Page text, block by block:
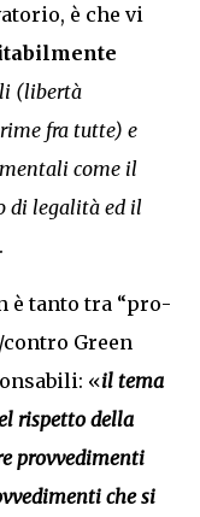
è che vi
(libertà
fra tutte) e
come il
di legalità ed il
è tanto tra “pro-
contro Green
«il tema
rispetto della
provvedimenti
che si